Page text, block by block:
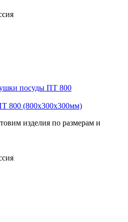
800 (800х300х300мм)
изделия по размерам и